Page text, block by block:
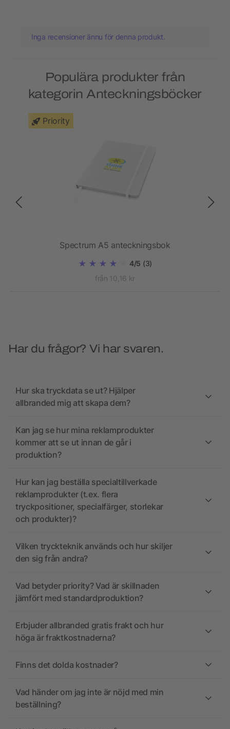
Inga recensioner ännu för denna produkt.
Populära produkter från
kategorin Anteckningsböcker
Priority
Spectrum A5 anteckningsbok
4/5 (3)
från 10,16 kr
Har du frågor? Vi har svaren.
Hur ska tryckdata se ut? Hjälper
allbranded mig att skapa dem?
Kan jag se hur mina reklamprodukter
kommer att se ut innan de går i
produktion?
Hur kan jag beställa specialtillverkade
reklamprodukter (t.ex. flera
tryckpositioner, specialfärger, storlekar
och produkter)?
Vilken tryckteknik används och hur skiljer
den sig från andra?
Vad betyder priority? Vad är skillnaden
jämfört med standardproduktion?
Erbjuder allbranded gratis frakt och hur
höga är fraktkostnaderna?
Finns det dolda kostnader?
Vad händer om jag inte är nöjd med min
beställning?